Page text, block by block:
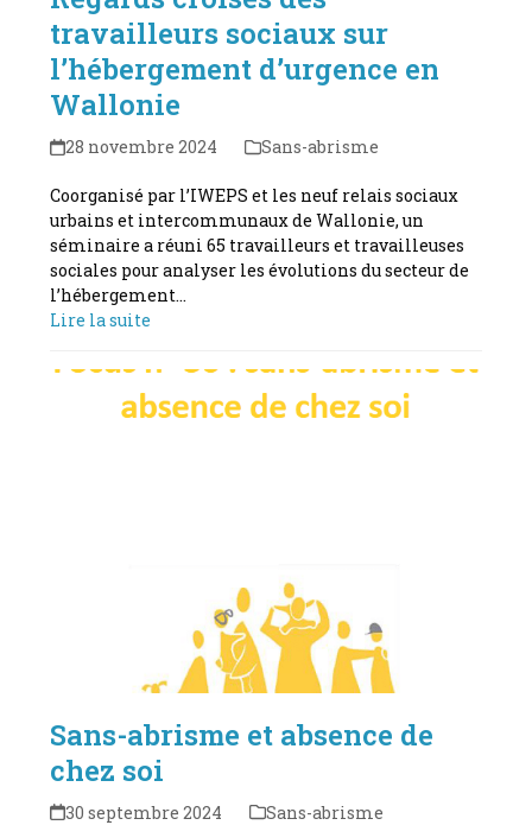
travailleurs sociaux sur
l’hébergement d’urgence en
Wallonie
28 novembre 2024 Sans-abrisme
Coorganisé par l’IWEPS et les neuf relais sociaux
urbains et intercommunaux de Wallonie, un
séminaire a réuni 65 travailleurs et travailleuses
sociales pour analyser les évolutions du secteur de
l’hébergement…
Lire la suite
Sans-abrisme et absence de
chez soi
30 septembre 2024 Sans-abrisme